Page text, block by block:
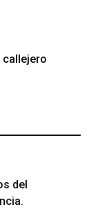
callejero
del